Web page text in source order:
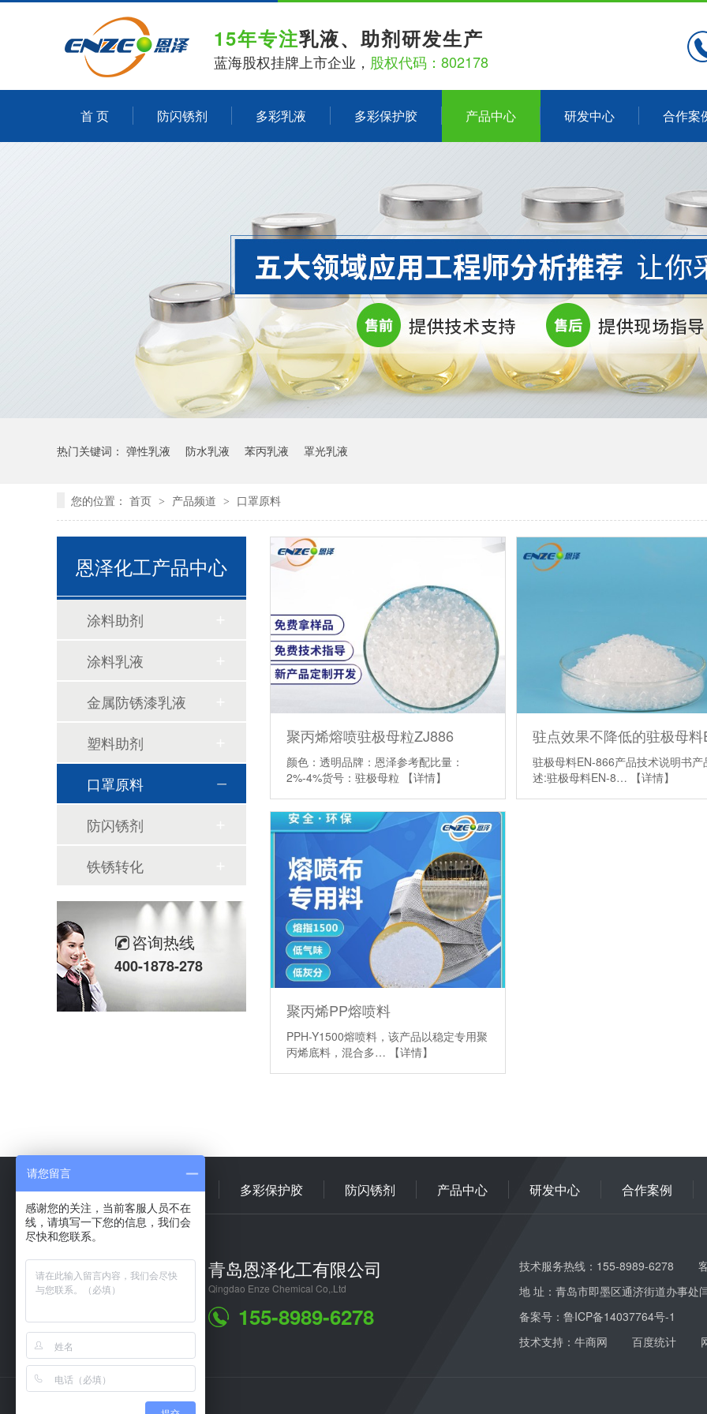
15年专注乳液、助剂研发生产
蓝海股权挂牌上市企业， 股权代码：802178
首 页 防闪锈剂 多彩乳液 多彩保护胶 产品中心 研发中心 合作案
热门关键词： 弹性乳液 防水乳液 苯丙乳液 罩光乳液
您的位置： 首页 > 产品频道 > 口罩原料
聚丙烯熔喷驻极母粒ZJ886
颜色：透明品牌：恩泽参考配比量：
2%-4%货号：驻极母粒 【详情】
驻极母料EN-866产品技术说明书产
述:驻极母料EN-8…
【详情】
聚丙烯PP熔喷料
PPH-Y1500熔喷料，该产品以稳定专用聚
丙烯底料，混合多…
【详情】
恩泽化工产品中心
涂料助剂
涂料乳液
金属防锈漆乳液
塑料助剂
口罩原料
防闪锈剂
铁锈转化
咨询热线
400-1878-278
首 页 多彩乳液 多彩保护胶 防闪锈剂 产品中心 研发中心 合作案例
青岛恩泽化工有限公司
Qingdao Enze Chemical Co,.Ltd
155-8989-6278
技术服务热线：155-8989-6278
地 址：青岛市即墨区通济街道办事处
备案号： 鲁ICP备14037764号-1
技术支持：牛商网
百度统计
请您留言
感谢您的关注，当前客服人员不在
线，请填写一下您的信息，我们会
尽快和您联系。